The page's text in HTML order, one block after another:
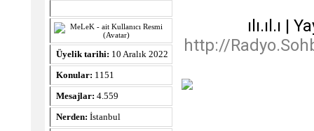
Üyelik tarihi: 10 Aralık 2022
Konular: 1151
Mesajlar: 4.559
Nerden: İstanbul
ılı.ıl.ı |
http://